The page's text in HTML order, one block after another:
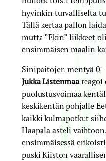
hyvinkin turvalliselta
Tällä kertaa pallon
mutta ”Ekin” liikkeet
ensimmäisen maalin
Sinipaitojen mentyä
Jukka Listenmaareagoi
puolustusvoimaa
keskikentän pohjalle
kaikki kulmapotkut
Haapala asteli
ensimmäisessä
puski Kiiston